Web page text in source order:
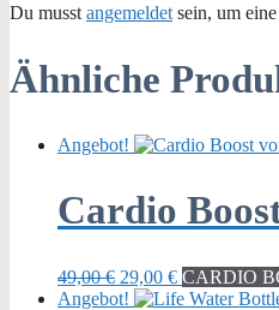
Du musst angemeldet sein, um
Ähnliche
Angebot!
Cardio
49,00€ Ursprünglicher
Preis
29,00 €Aktueller
Preis
CARDIO
Angebot!